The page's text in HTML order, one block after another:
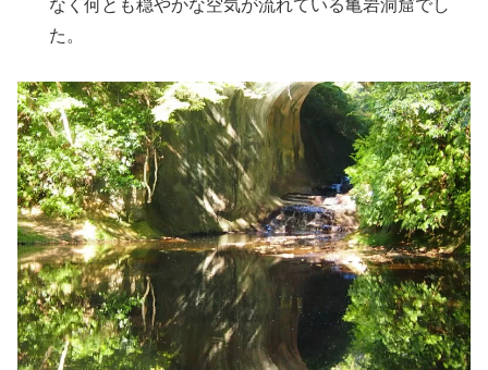
なく何とも穏やかな空気が流れている亀岩洞窟でし
た。